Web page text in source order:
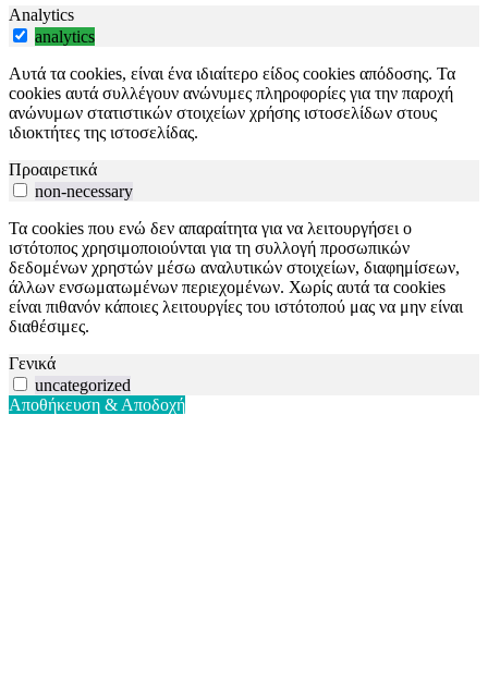
Analytics
analytics
Αυτά τα cookies, είναι ένα ιδιαίτερο είδος cookies απόδοσης. Τα
cookies αυτά συλλέγουν ανώνυμες πληροφορίες για την παροχή
ανώνυμων στατιστικών στοιχείων χρήσης ιστοσελίδων στους
ιδιοκτήτες της ιστοσελίδας.
Προαιρετικά
non-necessary
Τα cookies που ενώ δεν απαραίτητα για να λειτουργήσει ο
ιστότοπος χρησιμοποιούνται για τη συλλογή προσωπικών
δεδομένων χρηστών μέσω αναλυτικών στοιχείων, διαφημίσεων,
άλλων ενσωματωμένων περιεχομένων. Χωρίς αυτά τα cookies
είναι πιθανόν κάποιες λειτουργίες του ιστότοπού μας να μην είναι
διαθέσιμες.
Γενικά
uncategorized
Αποθήκευση & Αποδοχή